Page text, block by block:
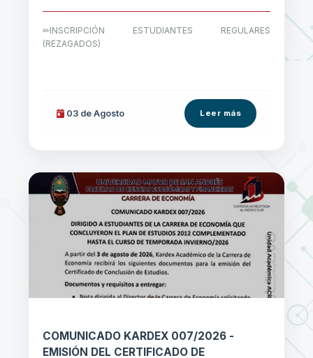
✏INSCRIPCIÓN ESTUDIANTES REGULARES
(REZAGADOS)
03 de Agosto Leer más
COMUNICADO KARDEX 007/2026 -
EMISIÓN DEL CERTIFICADO DE